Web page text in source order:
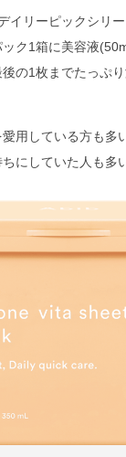
イリーピックシリ
ク1箱に美容液
の1枚までたっぷ
用している方も多
にしていた人も多